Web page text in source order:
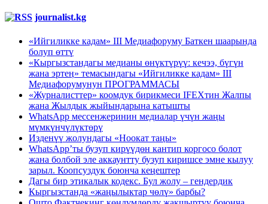
journalist.kg
«Ийгиликке кадам» III Медиафоруму Баткен шаарында
болуп өттү
«Кыргызстандагы медианы өнүктүрүү: кечээ, бүгүн
жана эртеӊ» темасындагы «Ийгиликке кадам» III
Медиафорумунун ПРОГРАММАСЫ
«Журналисттер» коомдук бирикмеси IFEXтин Жалпы
жана Жылдык жыйындарына катышты
WhatsApp мессенжеринин медиалар үчүн жаңы
мүмкүнчүлүктөрү
Изденүү жолундагы «Ноокат таңы»
WhatsApp’ты бузуп кирүүдөн кантип коргосо болот
жана болбой эле аккаунтту бузуп киришсе эмне кылуу
зарыл. Коопсуздук боюнча кеңештер
Дагы бир этикалык кодекс. Бул жолу – гендердик
Кыргызстанда «жаңылыктар чөлү» барбы?